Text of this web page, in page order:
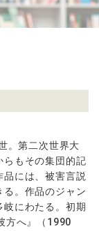
。第二次世界大
らもその集団的記
には、被害言説
。作品のジャン
岐にわたる。初期
方へ』（ 1990